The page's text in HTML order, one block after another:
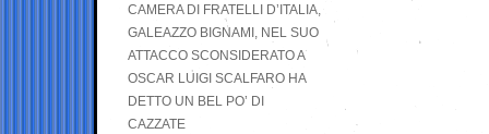
CAMERA DI FRATELLI D’ITALIA,
GALEAZZO BIGNAMI, NEL SUO
ATTACCO SCONSIDERATO A
OSCAR LUIGI SCALFARO HA
DETTO UN BEL PO’ DI
CAZZATE